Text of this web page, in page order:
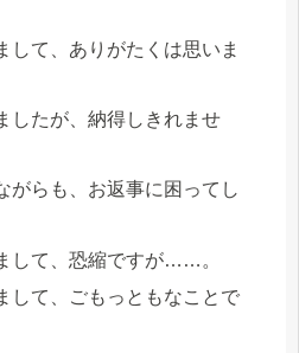
して、ありがたくは思いま
したが、納得しきれませ
がらも、お返事に困ってし
して、恐縮ですが……。
して、ごもっともなことで